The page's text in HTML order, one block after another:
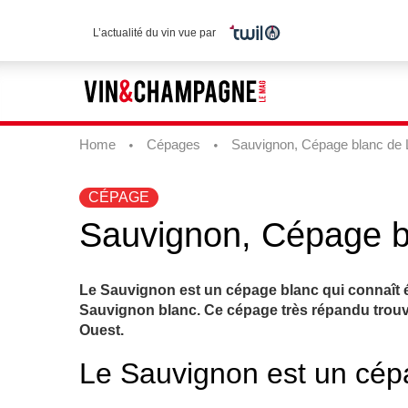
L’actualité du vin vue par
Home Cépages Sauvignon, Cépage blanc de
CÉPAGE
Sauvignon, Cépage
Le Sauvignon est un cépage blanc qui
Sauvignon blanc. Ce cépage très répandu
Ouest.
Le Sauvignon est un